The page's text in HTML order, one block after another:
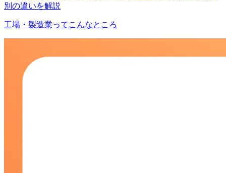
別の違いを解説
工場・製造業ってこんなところ